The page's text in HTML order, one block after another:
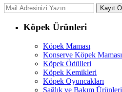
Köpek Ürünleri
Köpek Maması
Konserve Köpek Maması
Köpek Ödülleri
Köpek Kemikleri
Köpek Oyuncakları
Sağlık ve Bakım Ürünleri